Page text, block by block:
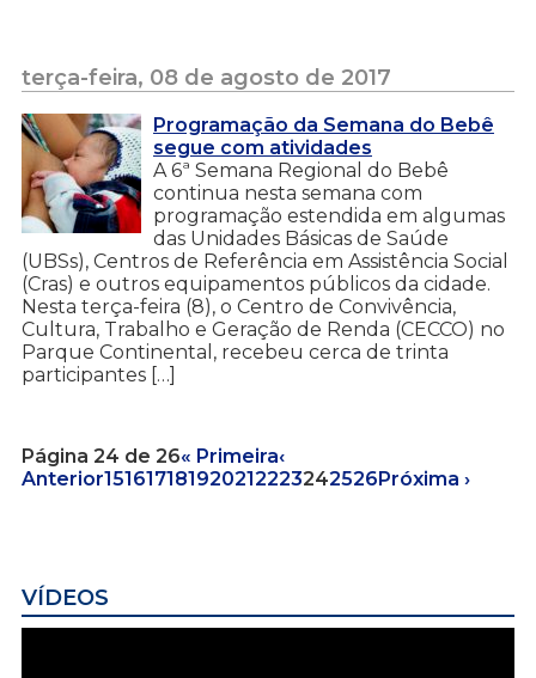
terça-feira, 08 de agosto de 2017
Programação da Semana do Bebê
segue com atividades
A 6ª Semana Regional do Bebê
continua nesta semana com
programação estendida em algumas
das Unidades Básicas de Saúde
(UBSs), Centros de Referência em Assistência Social
(Cras) e outros equipamentos públicos da cidade.
Nesta terça-feira (8), o Centro de Convivência,
Cultura, Trabalho e Geração de Renda (CECCO) no
Parque Continental, recebeu cerca de trinta
participantes […]
Página 24 de 26« Primeira‹
Anterior151617181920212223242526Próxima ›
VÍDEOS